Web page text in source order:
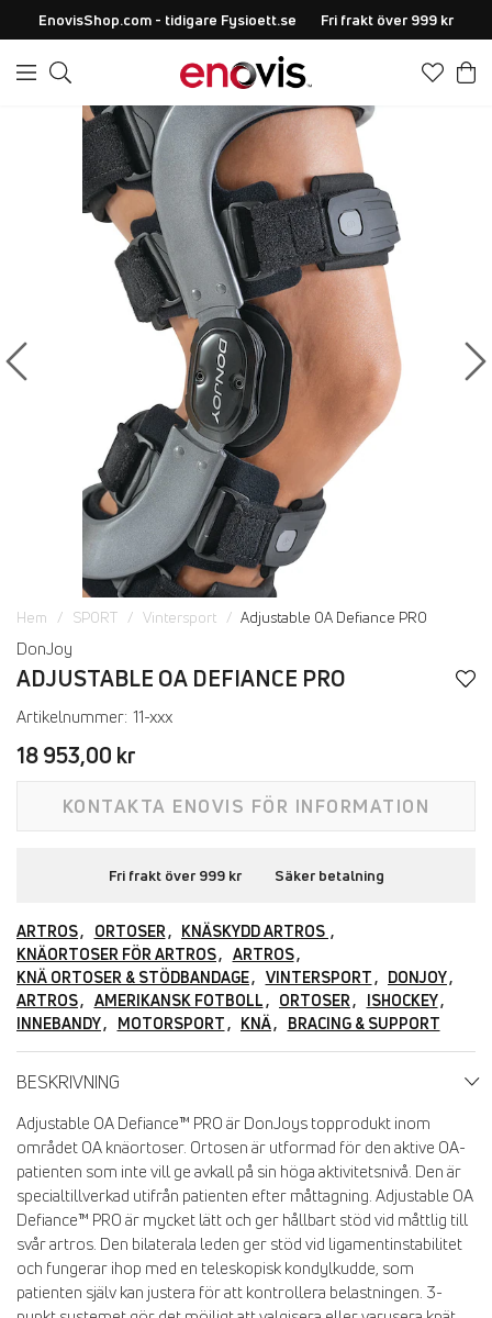
EnovisShop.com - tidigare Fysioett.se Fri frakt över 999 kr
Hem SPORT Vintersport Adjustable OA Defiance PRO
DonJoy
ADJUSTABLE OA DEFIANCE PRO
Artikelnummer: 11-xxx
18 953,00 kr
KONTAKTA ENOVIS FÖR INFORMATION
Fri frakt över 999 kr Säker betalning
ARTROS ORTOSER
KNÄSKYDD ARTROS
KNÄORTOSER FÖR ARTROS
ARTROS
KNÄ ORTOSER & STÖDBANDAGE
VINTERSPORT
DONJOY
ARTROS
AMERIKANSK FOTBOLL ORTOSER
ISHOCKEY
INNEBANDY
MOTORSPORT KNÄ BRACING & SUPPORT
BESKRIVNING
Adjustable OA Defiance™ PRO är DonJoys topprodukt inom
området OA knäortoser. Ortosen är utformad för den aktive OA-
patienten som inte vill ge avkall på sin höga aktivitetsnivå. Den är
specialtillverkad utifrån patienten efter måttagning. Adjustable OA
Defiance™ PRO är mycket lätt och ger hållbart stöd vid måttlig till
svår artros. Den bilaterala leden ger stöd vid ligamentinstabilitet
och fungerar ihop med en teleskopisk kondylkudde, som
patienten själv kan justera för att kontrollera belastningen. 3-